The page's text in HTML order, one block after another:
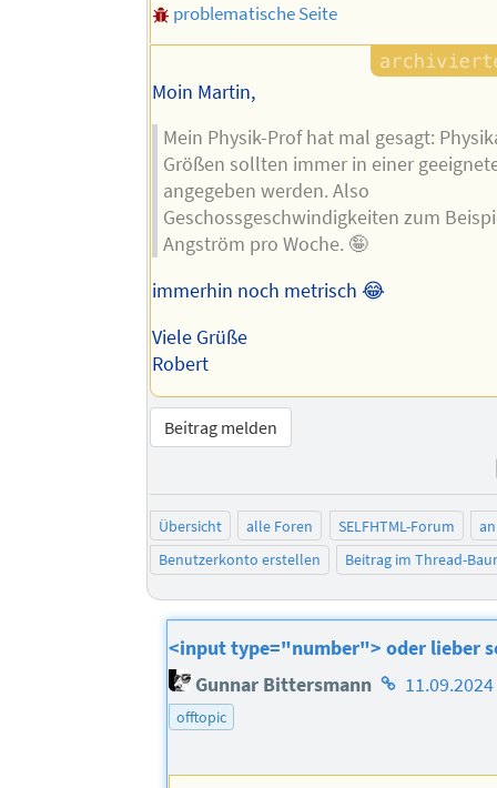
problematische Seite
Moin Martin,
Mein Physik-Prof hat mal gesagt:
Größen sollten immer in einer
angegeben werden. Also
Geschossgeschwindigkeiten zum
Angström pro Woche. 🤪
immerhin noch metrisch 😂
Viele Grüße
Robert
Beitrag melden
Übersicht alle Foren SELFHTML-Forum
Benutzerkonto erstellen
Beitrag im Thread-
<input type="number"> oder lieber
Gunnar Bittersmann Homepage
offtopic